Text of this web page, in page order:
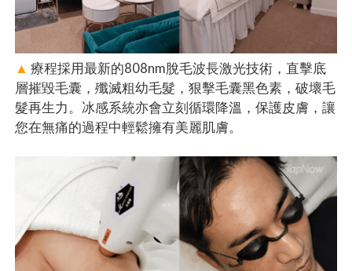
▲ 療程採用最新的808nm脫毛波長激光技術，直擊底
層摧毀毛囊，殲滅粗幼毛髮，狠擊毛囊黑色素，破壞毛
髮再生力。冰感系統亦會立刻循環降溫，保護皮膚，讓
您在無痛的過程中輕鬆擁有美麗肌膚。